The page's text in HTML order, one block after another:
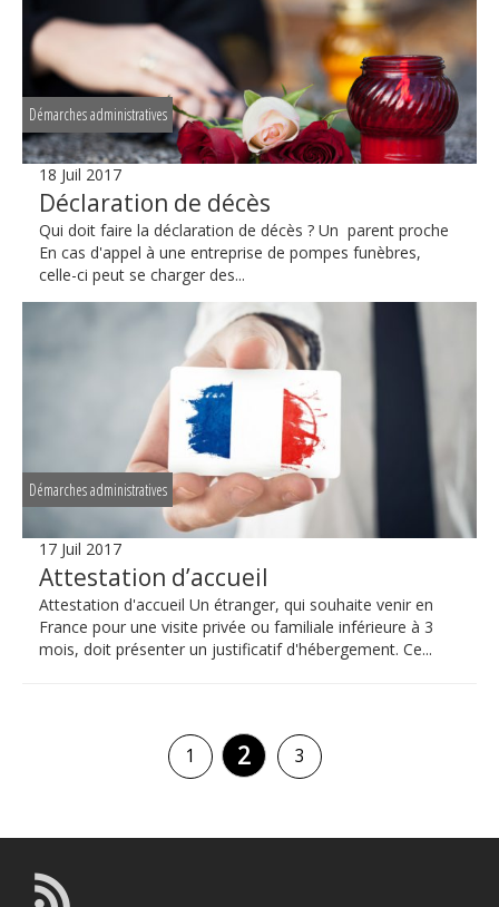
Démarches administratives
18 Juil 2017
Déclaration de décès
Qui doit faire la déclaration de décès ? Un parent proche
En cas d'appel à une entreprise de pompes funèbres,
celle-ci peut se charger des...
Démarches administratives
17 Juil 2017
Attestation d’accueil
Attestation d'accueil Un étranger, qui souhaite venir en
France pour une visite privée ou familiale inférieure à 3
mois, doit présenter un justificatif d'hébergement. Ce...
1 2 3